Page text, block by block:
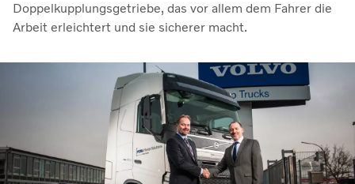
Doppelkupplungsgetriebe, das vor allem dem Fahrer die
Arbeit erleichtert und sie sicherer macht.